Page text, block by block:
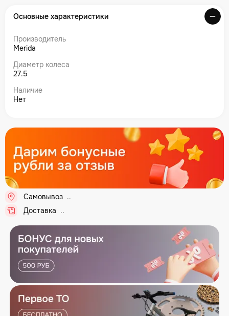
Основные характеристики
Производитель
Merida
Диаметр колеса
27.5
Наличие
Нет
Самовывоз ...
Доставка ...